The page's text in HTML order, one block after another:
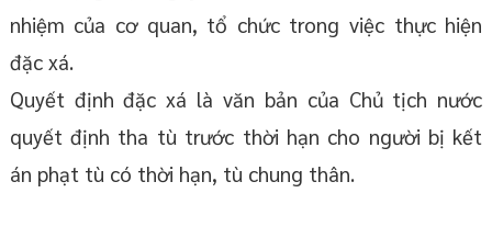
nhiệm của cơ quan, tổ chức trong việc thực hiện
đặc xá.
Quyết định đặc xá là văn bản của Chủ tịch nước
quyết định tha tù trước thời hạn cho người bị kết
án phạt tù có thời hạn, tù chung thân.